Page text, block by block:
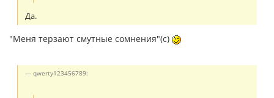
Да.
"Меня терзают смутные сомнения"(с)
qwerty123456789: